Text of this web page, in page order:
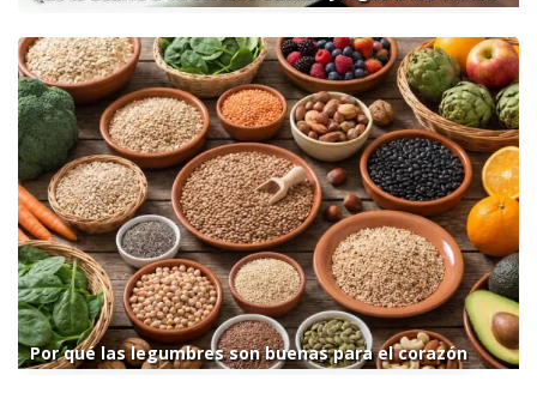
Por qué las legumbres son buenas para el corazón